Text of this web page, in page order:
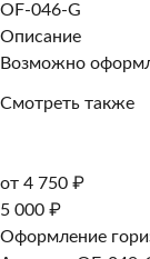
OF-046-G
Описание
Возможно
Смотреть также
от 4 750 ₽
5 000 ₽
Оформление